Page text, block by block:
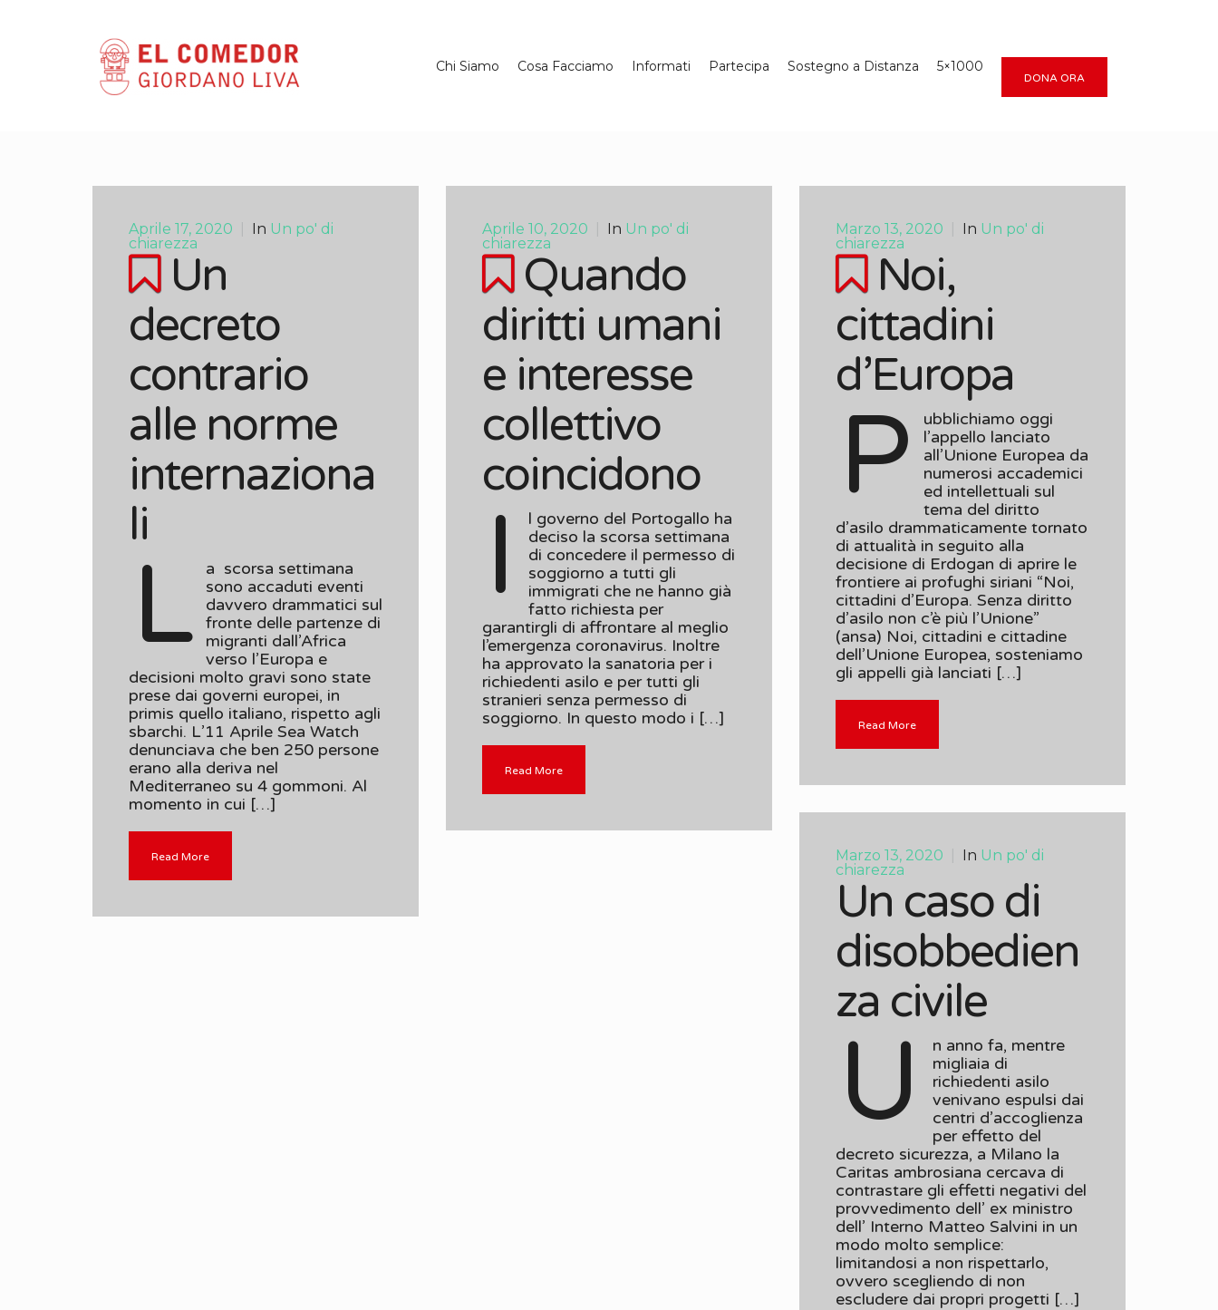
Chi Siamo Cosa Facciamo Informati Partecipa Sostegno a Distanza 5×1000
DONA ORA
Aprile 17, 2020 In Un po' di
chiarezza
Un
decreto
contrario
alle norme
internaziona
li
L
a scorsa settimana
sono accaduti eventi
davvero drammatici sul
fronte delle partenze di
migranti dall’Africa
verso l’Europa e
decisioni molto gravi sono state
prese dai governi europei, in
primis quello italiano, rispetto agli
sbarchi. L’11 Aprile Sea Watch
denunciava che ben 250 persone
erano alla deriva nel
Mediterraneo su 4 gommoni. Al
momento in cui […]
Read More
Aprile 10, 2020 In Un po' di
chiarezza
Quando
diritti umani
e interesse
collettivo
coincidono
I
l governo del Portogallo ha
deciso la scorsa settimana
di concedere il permesso di
soggiorno a tutti gli
immigrati che ne hanno già
fatto richiesta per
garantirgli di affrontare al meglio
l’emergenza coronavirus. Inoltre
ha approvato la sanatoria per i
richiedenti asilo e per tutti gli
stranieri senza permesso di
soggiorno. In questo modo i […]
Read More
Marzo 13, 2020 In Un po' di
chiarezza
Noi,
cittadini
d’Europa
P
ubblichiamo oggi
l’appello lanciato
all’Unione Europea da
numerosi accademici
ed intellettuali sul
tema del diritto
d’asilo drammaticamente tornato
di attualità in seguito alla
decisione di Erdogan di aprire le
frontiere ai profughi siriani “Noi,
cittadini d’Europa. Senza diritto
d’asilo non c’è più l’Unione”
(ansa) Noi, cittadini e cittadine
dell’Unione Europea, sosteniamo
gli appelli già lanciati […]
Read More
Marzo 13, 2020 In Un po' di
chiarezza
Un caso di
disobbedien
za civile
U
n anno fa, mentre
migliaia di
richiedenti asilo
venivano espulsi dai
centri d’accoglienza
per effetto del
decreto sicurezza, a Milano la
Caritas ambrosiana cercava di
contrastare gli effetti negativi del
provvedimento dell’ ex ministro
dell’ Interno Matteo Salvini in un
modo molto semplice:
limitandosi a non rispettarlo,
ovvero scegliendo di non
escludere dai propri progetti […]